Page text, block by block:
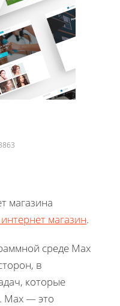
магазина
магазин.
среде Max
в
которые
Max — это